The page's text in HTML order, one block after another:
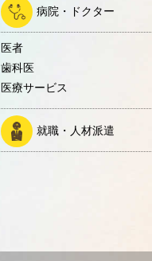
病院・ドクター
医者
歯科医
医療サービス
就職・人材派遣